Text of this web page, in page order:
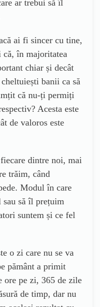
ar trebui să îl
ai fi sincer cu tine,
că, în majoritatea
chiar și decât
banii ca să
că nu-ți permiți
Acesta este
de valoros este
dintre noi, mai
trăim, când
Modul în care
sau să îl prețuim
suntem și ce fel
o zi care nu se va
pământ a primit
ore pe zi, 365 de zile
de timp, dar nu